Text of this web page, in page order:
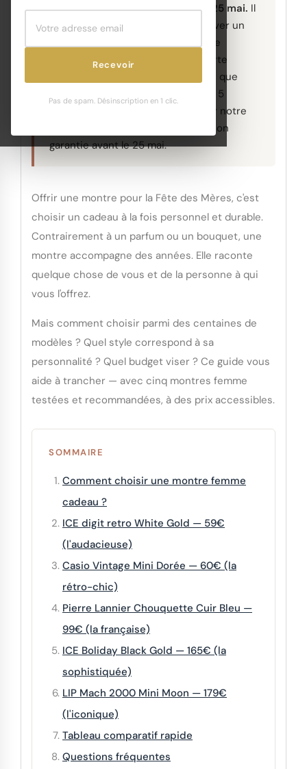
Recevoir
Pas de spam. Désinscription en 1 clic.
La Fête des Mères 2026, c'est le 25 mai. Il
vous reste peu de jours pour trouver un
cadeau qui la touche vraiment. Une
montre, c'est un cadeau qui se porte
chaque jour — un rappel quotidien que
vous y avez pensé, vraiment. Voici 5
montres femme sélectionnées par notre
équipe, de 59€ à 179€, avec livraison
garantie avant le 25 mai.
Offrir une montre pour la Fête des Mères, c'est
choisir un cadeau à la fois personnel et durable.
Contrairement à un parfum ou un bouquet, une
montre accompagne des années. Elle raconte
quelque chose de vous et de la personne à qui
vous l'offrez.
Mais comment choisir parmi des centaines de
modèles ? Quel style correspond à sa
personnalité ? Quel budget viser ? Ce guide vous
aide à trancher — avec cinq montres femme
testées et recommandées, à des prix accessibles.
SOMMAIRE
Comment choisir une montre femme
cadeau ?
ICE digit retro White Gold — 59€
(l'audacieuse)
Casio Vintage Mini Dorée — 60€ (la
rétro-chic)
Pierre Lannier Chouquette Cuir Bleu —
99€ (la française)
ICE Boliday Black Gold — 165€ (la
sophistiquée)
LIP Mach 2000 Mini Moon — 179€
(l'iconique)
Tableau comparatif rapide
Questions fréquentes